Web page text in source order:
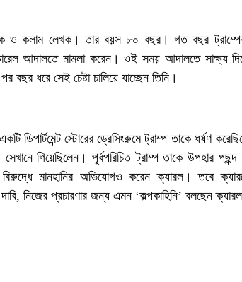
ও কলাম লেখক। তার বয়স ৮০ বছর। গত বছর
আদালতে মামলা করেন। ওই সময় আদালতে সাক্ষ্য
বছর ধরে সেই চেষ্টা চালিয়ে যাচ্ছেন তিনি।
ডিপার্টমেন্ট স্টোরের ড্রেসিংরুমে ট্রাম্প তাকে ধর্ষণ
গিয়েছিলেন। পূর্বপরিচিত ট্রাম্প তাকে উপহার পছন্দ
বিরুদ্ধে মানহানির অভিযোগও করেন ক্যারল। তবে
নিজের প্রচারণার জন্য এমন ‘কল্পকাহিনি’ বলছেন